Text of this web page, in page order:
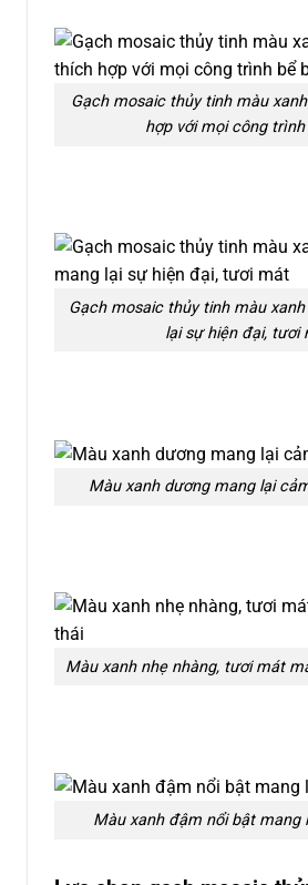
Gạch mosaic thủy tinh màu
hợp với mọi công trình
Gạch mosaic thủy tinh màu
lại sự hiện đại, tươi
Màu xanh dương mang lại
Màu xanh nhẹ nhàng, tươi mát
Màu xanh đậm nổi bật mang